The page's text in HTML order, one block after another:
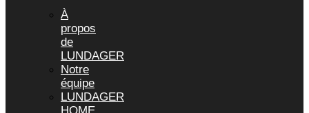
À
propos
de
LUNDAGER
Notre
équipe
LUNDAGER